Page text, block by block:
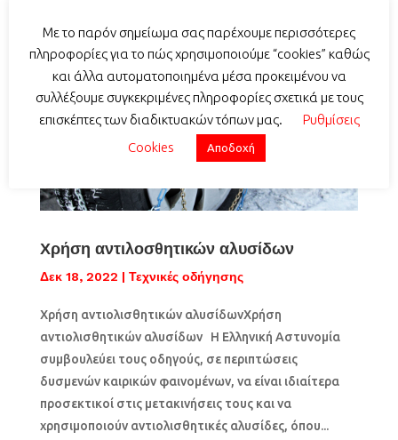
Χρήση αντιλοσθητικών αλυσίδων
Δεκ 18, 2022 | Τεχνικές οδήγησης
Χρήση αντιολισθητικών αλυσίδωνΧρήση
αντιολισθητικών αλυσίδων Η Ελληνική Αστυνομία
συμβουλεύει τους οδηγούς, σε περιπτώσεις
δυσμενών καιρικών φαινομένων, να είναι ιδιαίτερα
προσεκτικοί στις μετακινήσεις τους και να
χρησιμοποιούν αντιολισθητικές αλυσίδες, όπου...
Με το παρόν σημείωμα σας παρέχουμε περισσότερες
πληροφορίες για το πώς χρησιμοποιούμε “cookies” καθώς
και άλλα αυτοματοποιημένα μέσα προκειμένου να
συλλέξουμε συγκεκριμένες πληροφορίες σχετικά με τους
επισκέπτες των διαδικτυακών τόπων μας.
Ρυθμίσεις
Cookies
Αποδοχή